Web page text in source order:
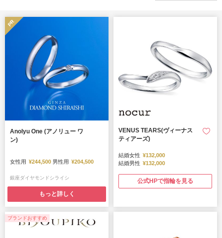
Anolyu One (アノリュー ワ
ン)
女性用 ¥244,500 男性用 ¥204,500
銀座ダイヤモンドシライシ
もっと詳しく
VENUS TEARS(ヴィーナス
ティアーズ)
結婚女性 ¥132,000
結婚男性 ¥132,000
公式HPで指輪を見る
ブランドおすすめ